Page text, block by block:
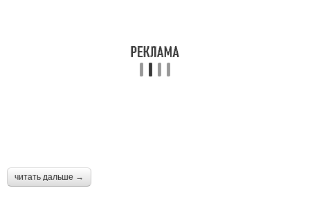
читать дальше →